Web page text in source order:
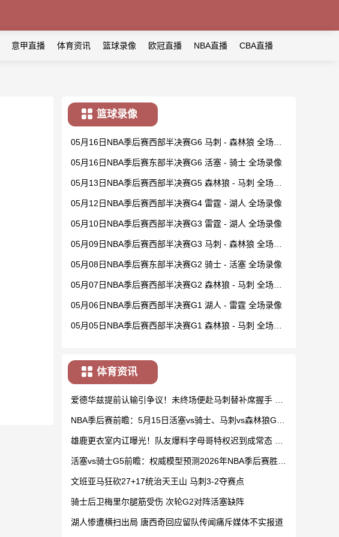
意甲直播 体育资讯 篮球录像 欧冠直播 NBA直播 CBA直播
篮球录像
05月16日NBA季后赛西部半决赛G6 马刺 - 森林狼 全场录
05月16日NBA季后赛东部半决赛G6 活塞 - 骑士 全场录像
05月13日NBA季后赛西部半决赛G5 森林狼 - 马刺 全场录
05月12日NBA季后赛西部半决赛G4 雷霆 - 湖人 全场录像
05月10日NBA季后赛西部半决赛G3 雷霆 - 湖人 全场录像
05月09日NBA季后赛西部半决赛G3 马刺 - 森林狼 全场录
05月08日NBA季后赛东部半决赛G2 骑士 - 活塞 全场录像
05月07日NBA季后赛西部半决赛G2 森林狼 - 马刺 全场录
05月06日NBA季后赛西部半决赛G1 湖人 - 雷霆 全场录像
05月05日NBA季后赛西部半决赛G1 森林狼 - 马刺 全场录
体育资讯
爱德华兹提前认输引争议！未终场便赴马刺替补席握手 美
NBA季后赛前瞻：5月15日活塞vs骑士、马刺vs森林狼G6
雄鹿更衣室内讧曝光！队友爆料字母哥特权迟到成常态 航
活塞vs骑士G5前瞻：权威模型预测2026年NBA季后赛胜负
文班亚马狂砍27+17统治天王山 马刺3-2夺赛点
骑士后卫梅里尔腿筋受伤 次轮G2对阵活塞缺阵
湖人惨遭横扫出局 唐西奇回应留队传闻痛斥媒体不实报道